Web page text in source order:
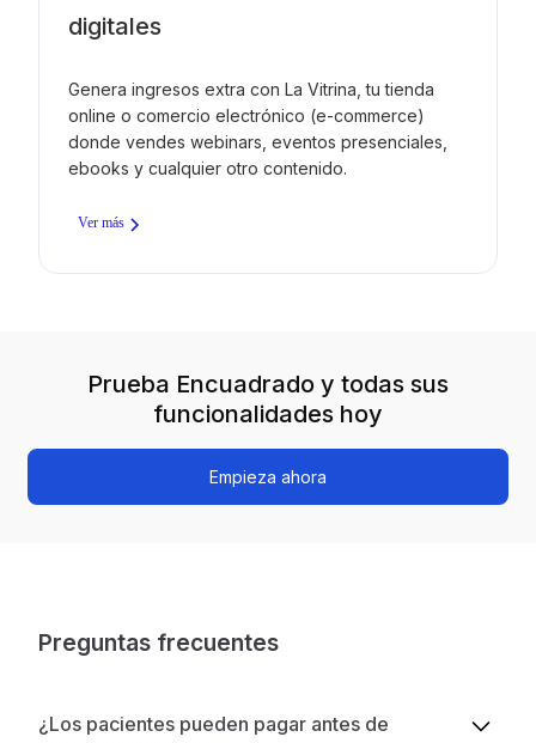
digitales
Genera ingresos extra con La Vitrina, tu tienda
online o comercio electrónico (e-commerce)
donde vendes webinars, eventos presenciales,
ebooks y cualquier otro contenido.
Ver más
Prueba Encuadrado y todas sus
funcionalidades hoy
Empieza ahora
Preguntas frecuentes
¿Los pacientes pueden pagar antes de